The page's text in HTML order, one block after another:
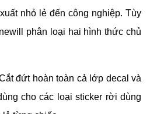
nhỏ lẻ đến công nghiệp. Tùy
phân loại hai hình thức chủ
đứt hoàn toàn cả lớp decal và
cho các loại sticker rời dùng